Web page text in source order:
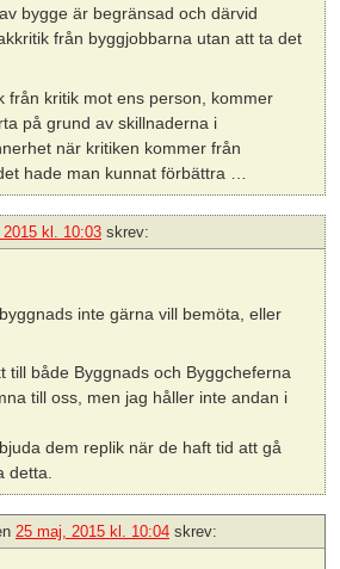
bygge är begränsad och därvid
från byggjobbarna utan att ta det
från kritik mot ens person, kommer
på grund av skillnaderna i
när kritiken kommer från
hade man kunnat förbättra …
2015 kl. 10:03 skrev:
inte gärna vill bemöta, eller
till både Byggnads och Byggcheferna
till oss, men jag håller inte andan i
dem replik när de haft tid att gå
detta.
25 maj, 2015 kl. 10:04 skrev: